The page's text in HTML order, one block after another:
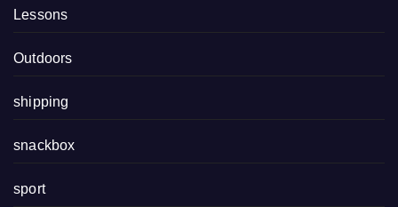
Lessons
Outdoors
shipping
snackbox
sport